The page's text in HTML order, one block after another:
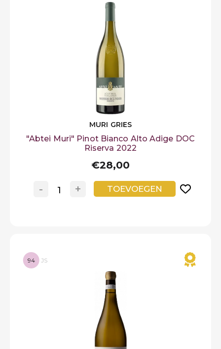
MURI GRIES
"Abtei Muri" Pinot Bianco Alto Adige DOC
Riserva 2022
€28,00
+
- TOEVOEGEN
94 JS